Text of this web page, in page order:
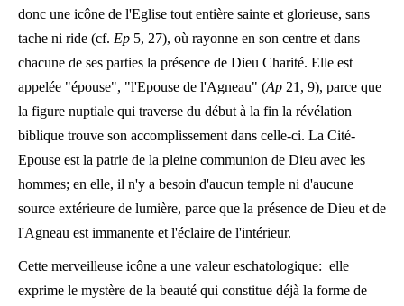
donc une icône de l'Eglise tout entière sainte et glorieuse, sans
tache ni ride (cf. Ep 5, 27), où rayonne en son centre et dans
chacune de ses parties la présence de Dieu Charité. Elle est
appelée "épouse", "l'Epouse de l'Agneau" (Ap 21, 9), parce que
la figure nuptiale qui traverse du début à la fin la révélation
biblique trouve son accomplissement dans celle-ci. La Cité-
Epouse est la patrie de la pleine communion de Dieu avec les
hommes; en elle, il n'y a besoin d'aucun temple ni d'aucune
source extérieure de lumière, parce que la présence de Dieu et de
l'Agneau est immanente et l'éclaire de l'intérieur.
Cette merveilleuse icône a une valeur eschatologique: elle
exprime le mystère de la beauté qui constitue déjà la forme de